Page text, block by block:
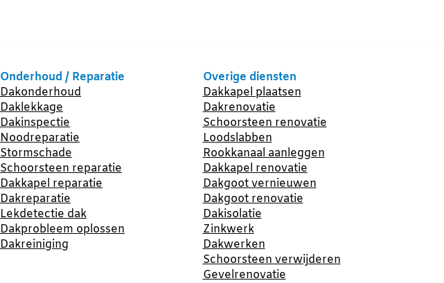
Onderhoud / Reparatie
Dakonderhoud
Daklekkage
Dakinspectie
Noodreparatie
Stormschade
Schoorsteen reparatie
Dakkapel reparatie
Dakreparatie
Lekdetectie dak
Dakprobleem oplossen
Dakreiniging
Overige diensten
Dakkapel plaatsen
Dakrenovatie
Schoorsteen renovatie
Loodslabben
Rookkanaal aanleggen
Dakkapel renovatie
Dakgoot vernieuwen
Dakgoot renovatie
Dakisolatie
Zinkwerk
Dakwerken
Schoorsteen verwijderen
Gevelrenovatie